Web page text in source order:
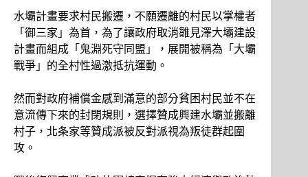
水壩計畫要求村民搬遷，不願遷離的村民以掌權者
「御三家」為首，為了讓政府取消雛見澤大壩建設
計畫而組成「鬼淵死守同盟」，展開被稱為「大壩
戰爭」的全村性過激抵抗運動。
然而對政府補償金感到滿意的部分貧困村民並不在
意流傳下來的封閉規則，選擇贊成興建水壩並搬離
村子，北条家等贊成派被反對派視為叛徒群起圍
攻。